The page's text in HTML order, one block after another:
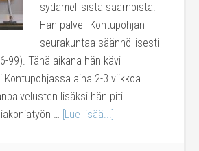
sydämellisistä saarnoista.
Hän palveli Kontupohjan
seurakuntaa säännöllisesti
99). Tänä aikana hän kävi
Kontupohjassa aina 2-3 viikkoa
lisäksi hän piti
… [Lue lisää...]